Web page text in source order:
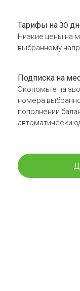
Тарифы на 30
Низкие цены на
выбранному
Подписка на
Экономьте на
номера
пополнении
автоматически